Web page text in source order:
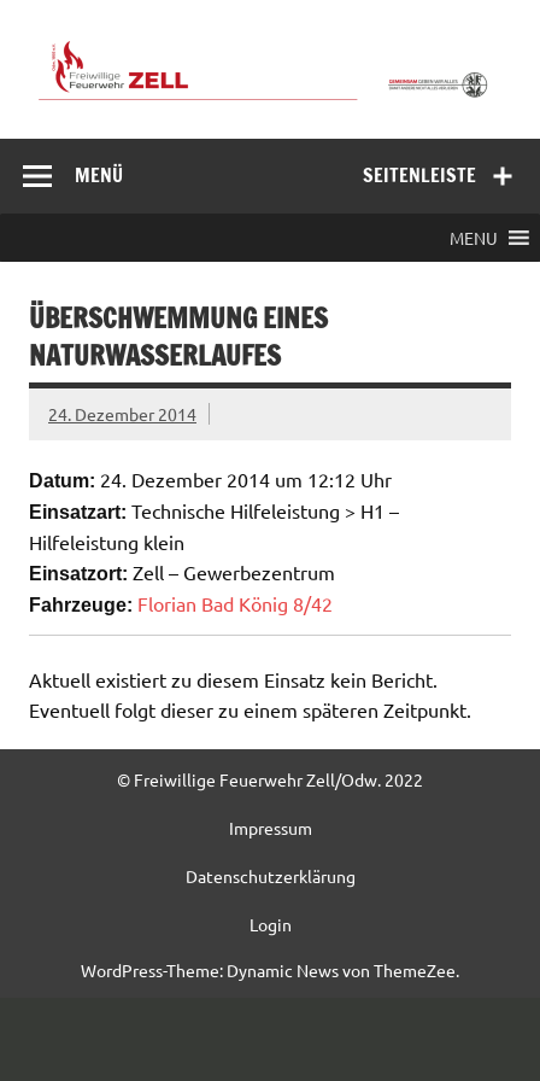
springen
Freiwillige
Feuerwehr
Zell/Odw.
SEITENLEISTE
MENÜ
MENU
ÜBERSCHWEMMUNG EINES
NATURWASSERLAUFES
24. Dezember 2014
Datum: 24. Dezember 2014 um 12:12 Uhr
Einsatzart: Technische Hilfeleistung > H1 –
Hilfeleistung klein
Einsatzort: Zell – Gewerbezentrum
Fahrzeuge: Florian Bad König 8/42
Aktuell existiert zu diesem Einsatz kein Bericht.
Eventuell folgt dieser zu einem späteren Zeitpunkt.
© Freiwillige Feuerwehr Zell/Odw. 2022
Impressum
Datenschutzerklärung
Login
WordPress-Theme: Dynamic News von ThemeZee.